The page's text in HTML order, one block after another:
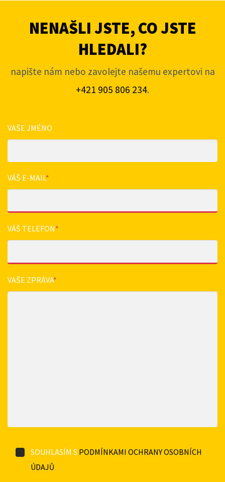
NENAŠLI JSTE, CO JSTE
HLEDALI?
napište nám nebo zavolejte našemu expertovi na
+421 905 806 234.
VAŠE JMÉNO
VÁŠ E-MAIL*
VÁŠ TELEFON*
VAŠE ZPRÁVA*
SOUHLASÍM S PODMÍNKAMI OCHRANY OSOBNÍCH
ÚDAJŮ